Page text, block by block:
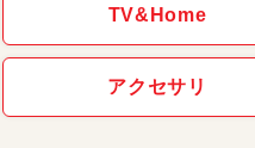
TV&Home
アクセサリ